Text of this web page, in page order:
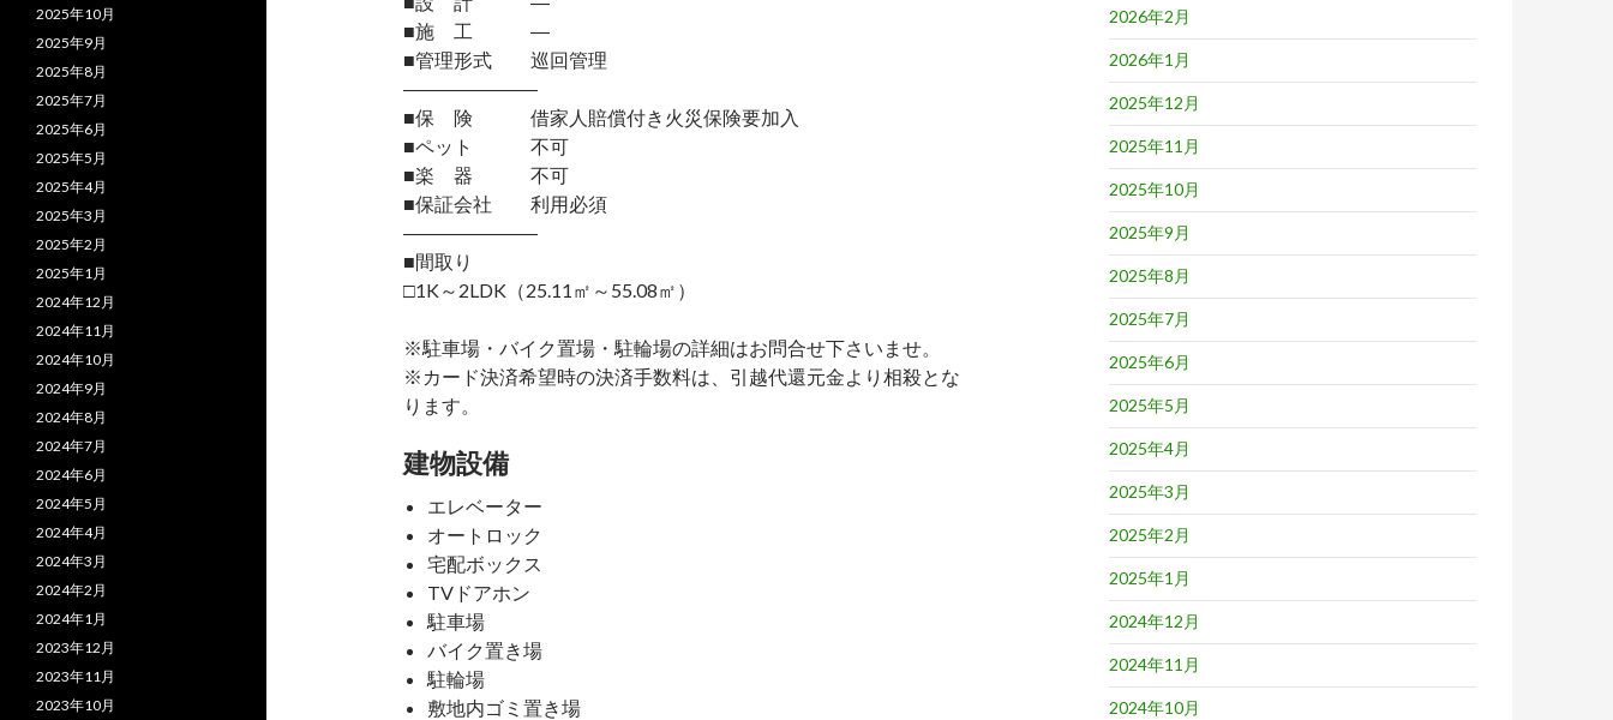
■施 工 ―
■管理形式 巡回管理
―――――――
■保 険 借家人賠償付き火災保険要加入
■ペット 不可
■楽 器 不可
■保証会社 利用必須
―――――――
■間取り
□1K～2LDK（25.11㎡～55.08㎡）
※駐車場・バイク置場・駐輪場の詳細はお問合せ下さいませ。
※カード決済希望時の決済手数料は、引越代還元金より相殺とな
ります。
建物設備
エレベーター
オートロック
宅配ボックス
TVドアホン
駐車場
バイク置き場
駐輪場
敷地内ゴミ置き場
2026年2月
2026年1月
2025年12月
2025年11月
2025年10月
2025年9月
2025年8月
2025年7月
2025年6月
2025年5月
2025年4月
2025年3月
2025年2月
2025年1月
2024年12月
2024年11月
2024年10月
2025年10月
2025年9月
2025年8月
2025年7月
2025年6月
2025年5月
2025年4月
2025年3月
2025年2月
2025年1月
2024年12月
2024年11月
2024年10月
2024年9月
2024年8月
2024年7月
2024年6月
2024年5月
2024年4月
2024年3月
2024年2月
2024年1月
2023年12月
2023年11月
2023年10月